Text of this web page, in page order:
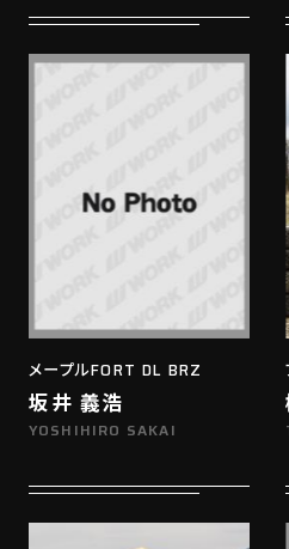
メープルFORT DL BRZ
坂井 義浩
YOSHIHIRO SAKAI